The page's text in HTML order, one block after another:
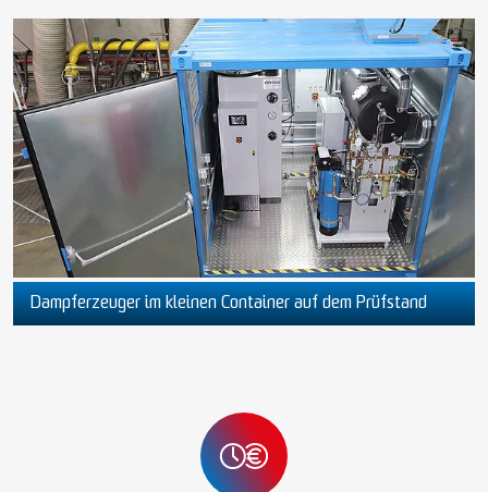
Dampferzeuger im kleinen Container auf dem Prüfstand